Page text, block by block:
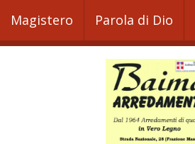
Magistero Parola di Dio